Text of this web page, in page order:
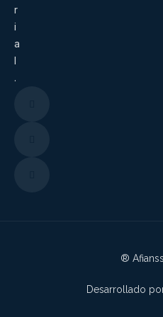
r
i
a
l
.
®
Desarrollado